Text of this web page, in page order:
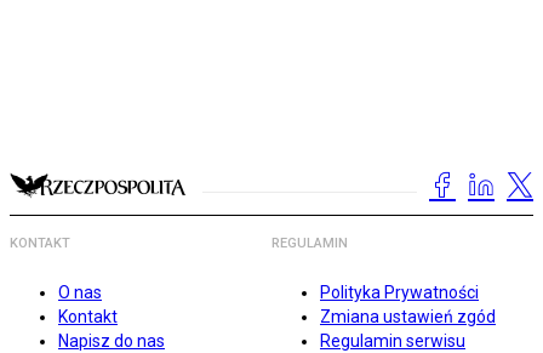
KONTAKT
O nas
Kontakt
Napisz do nas
REGULAMIN
Polityka Prywatności
Zmiana ustawień zgód
Regulamin serwisu